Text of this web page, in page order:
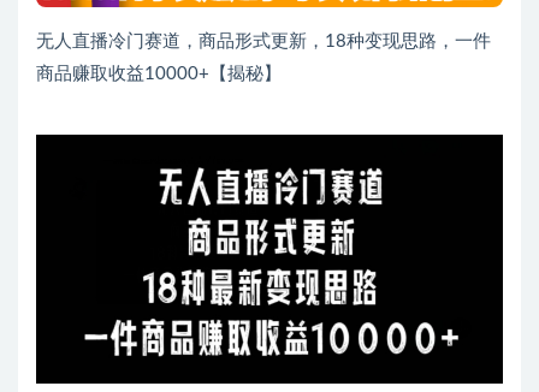
无人直播冷门赛道，商品形式更新，18种变现思路，一件
商品赚取收益10000+【揭秘】